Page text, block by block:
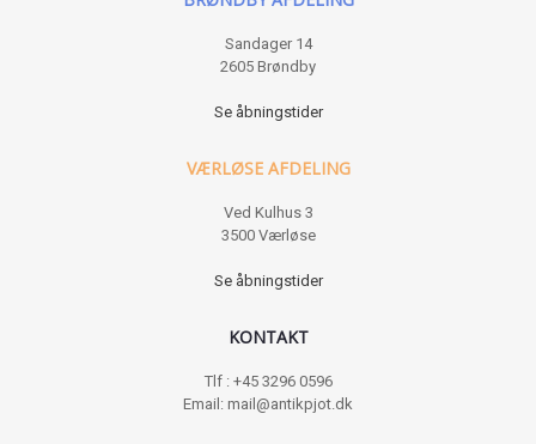
Sandager 14
2605 Brøndby
Se åbningstider
VÆRLØSE AFDELING
Ved Kulhus 3
3500 Værløse
Se åbningstider
KONTAKT
Tlf : +45 3296 0596
Email: mail@antikpjot.dk